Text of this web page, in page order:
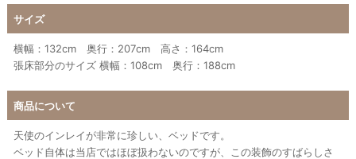
サイズ
横幅：132cm 奥行：207cm 高さ：164cm
張床部分のサイズ 横幅：108cm 奥行：188cm
商品について
天使のインレイが非常に珍しい、ベッドです。
ベッド自体は当店ではほぼ扱わないのですが、この装飾のすばらしさ